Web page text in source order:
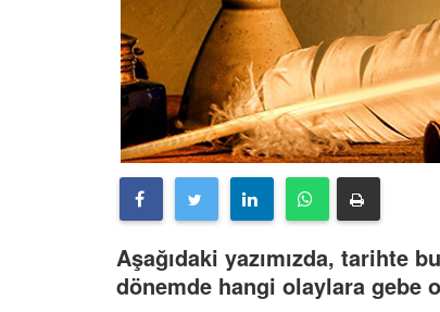
Aşağıdaki yazımızda, tarihte
dönemde hangi olaylara gebe